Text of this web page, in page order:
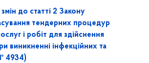
до статті 2 Закону
тендерних процедур
і робіт для здійснення
виникненні інфекційних та
4934)